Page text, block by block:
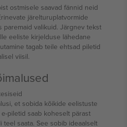
ostmisele saavad fännid neid
järelturuplatvormide
paremaid valikuid. Järgnev tekst
eeliste kirjelduse lähedane
tagab teile ehtsad piletid
viisil.
et sobida kõikide eelistuste
piletid saab koheselt pärast
saata. See sobib ideaalselt